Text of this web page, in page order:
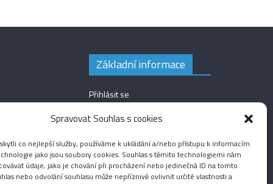
Spravovat Souhlas s cookies
co nejlepší služby, používáme k ukládání a/nebo přístupu k informacím
jako jsou soubory cookies. Souhlas s těmito technologiemi nám
údaje, jako je chování při procházení nebo jedinečná ID na tomto
nebo odvolání souhlasu může nepříznivě ovlivnit určité vlastnosti a
Základní informace
Přihlásit se
Zdroj kanálů (příspěvky)
Česká lokalizace